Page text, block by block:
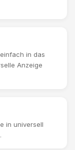
in das
Anzeige
in universell